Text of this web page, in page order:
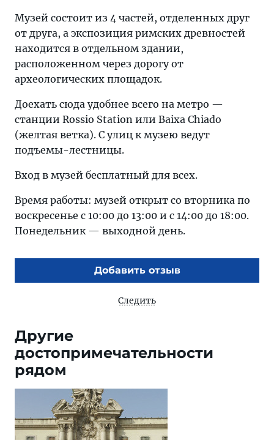
Музей состоит из 4 частей, отделенных друг
от друга, а экспозиция римских древностей
находится в отдельном здании,
расположенном через дорогу от
археологических площадок.
Доехать сюда удобнее всего на метро —
станции Rossio Station или Baixa Chiado
(желтая ветка). С улиц к музею ведут
подъемы-лестницы.
Вход в музей бесплатный для всех.
Время работы: музей открыт со вторника по
воскресенье с 10:00 до 13:00 и с 14:00 до 18:00.
Понедельник — выходной день.
Добавить отзыв
Следить
Другие
достопримечательности
рядом